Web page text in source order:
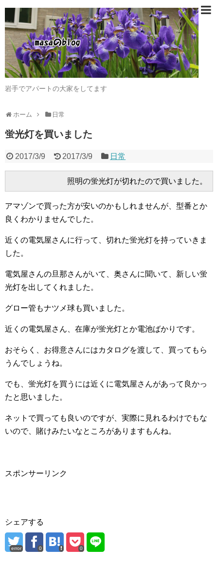
岩手でアパートの大家をしてます
ホーム 日常
蛍光灯を買いました
2017/3/9 2017/3/9 日常
アマゾンで買った方が安いのかもしれませんが、型番とか
良くわかりませんでした。
近くの電気屋さんに行って、切れた蛍光灯を持っていきま
した。
電気屋さんの旦那さんがいて、奥さんに聞いて、新しい蛍
光灯を出してくれました。
グロー管もナツメ球も買いました。
近くの電気屋さん、在庫が蛍光灯とか電池ばかりです。
おそらく、お得意さんにはカタログを渡して、買ってもら
うんでしょうね。
でも、蛍光灯を買うには近くに電気屋さんがあって良かっ
たと思いました。
ネットで買っても良いのですが、実際に見れるわけでもな
いので、賭けみたいなところがありますもんね。
スポンサーリンク
シェアする
error 0 0